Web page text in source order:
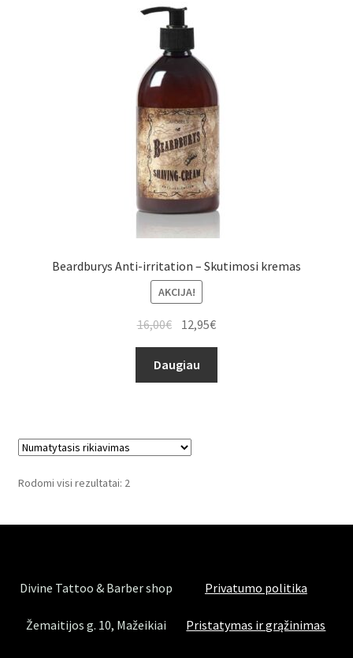
Beardburys Anti-irritation – Skutimosi kremas
AKCIJA!
16,00€ 12,95€
Daugiau
Rodomi visi rezultatai: 2
Divine Tattoo & Barber shop
Žemaitijos g. 10, Mažeikiai
Privatumo politika
Pristatymas ir grąžinimas